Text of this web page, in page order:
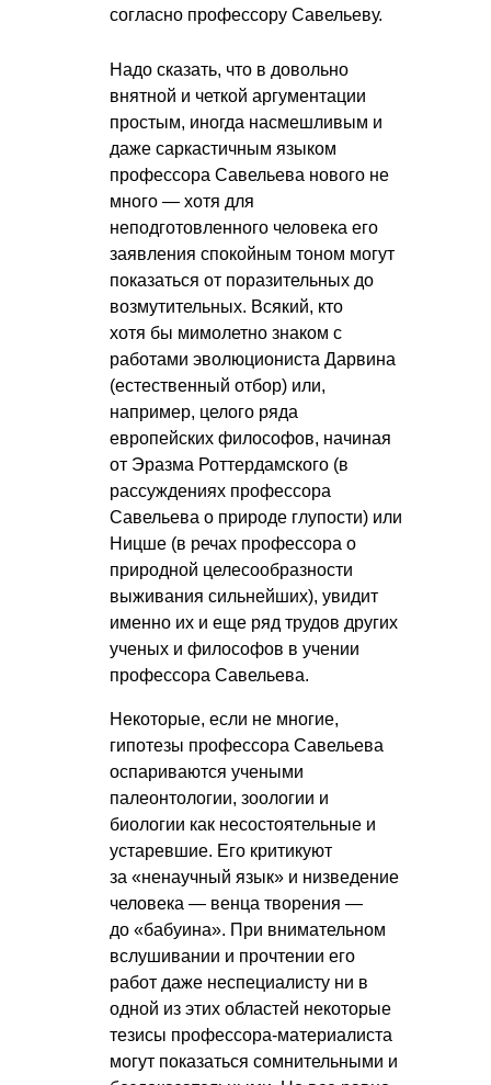
согласно профессору Савельеву.
Надо сказать, что в довольно
внятной и четкой аргументации
простым, иногда насмешливым и
даже саркастичным языком
профессора Савельева нового не
много — хотя для
неподготовленного человека его
заявления спокойным тоном могут
показаться от поразительных до
возмутительных. Всякий, кто
хотя бы мимолетно знаком с
работами эволюциониста Дарвина
(естественный отбор) или,
например, целого ряда
европейских философов, начиная
от Эразма Роттердамского (в
рассуждениях профессора
Савельева о природе глупости) или
Ницше (в речах профессора о
природной целесообразности
выживания сильнейших), увидит
именно их и еще ряд трудов других
ученых и философов в учении
профессора Савельева.
Некоторые, если не многие,
гипотезы профессора Савельева
оспариваются учеными
палеонтологии, зоологии и
биологии как несостоятельные и
устаревшие. Его критикуют
за «ненаучный язык» и низведение
человека — венца творения —
до «бабуина». При внимательном
вслушивании и прочтении его
работ даже неспециалисту ни в
одной из этих областей некоторые
тезисы профессора-материалиста
могут показаться сомнительными и